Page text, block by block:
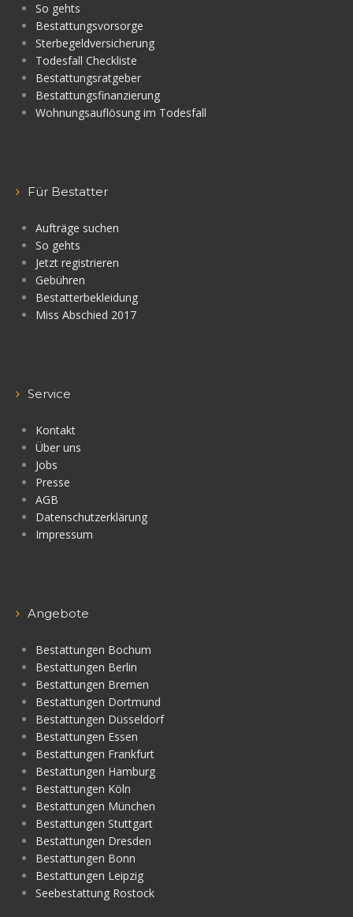
So gehts
Bestattungsvorsorge
Sterbegeldversicherung
Todesfall Checkliste
Bestattungsratgeber
Bestattungsfinanzierung
Wohnungsauflösung im Todesfall
Für Bestatter
Aufträge suchen
So gehts
Jetzt registrieren
Gebühren
Bestatterbekleidung
Miss Abschied 2017
Service
Kontakt
Über uns
Jobs
Presse
AGB
Datenschutzerklärung
Impressum
Angebote
Bestattungen Bochum
Bestattungen Berlin
Bestattungen Bremen
Bestattungen Dortmund
Bestattungen Düsseldorf
Bestattungen Essen
Bestattungen Frankfurt
Bestattungen Hamburg
Bestattungen Köln
Bestattungen München
Bestattungen Stuttgart
Bestattungen Dresden
Bestattungen Bonn
Bestattungen Leipzig
Seebestattung Rostock